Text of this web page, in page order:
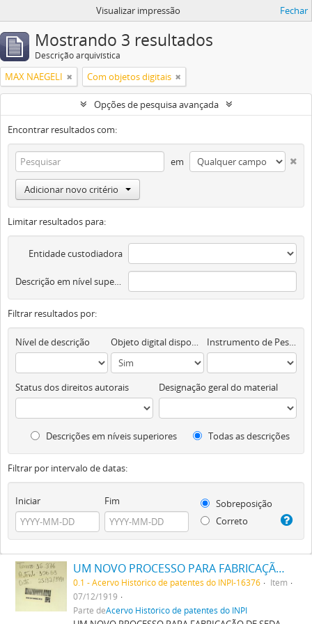
Visualizar impressão Fechar
Mostrando 3 resultados
Descrição arquivística
MAX NAEGELI Com objetos digitais
Opções de pesquisa avançada
Encontrar resultados com:
em
Adicionar novo critério
Limitar resultados para:
Entidade custodiadora
Descrição em nível superior
Filtrar resultados por:
Nível de descrição Objeto digital disponível Instrumento de Pesquisa
Status dos direitos autorais Designação geral do material
Descrições em níveis superiores Todas as descrições
Filtrar por intervalo de datas:
Iniciar Fim
Sobreposição
Correto
UM NOVO PROCESSO PARA FABRICAÇÃO DE SEDA ARTIFICIAL
0.1 - Acervo Histórico de patentes do INPI-16376
Item
07/12/1919
Parte deAcervo Histórico de patentes do INPI